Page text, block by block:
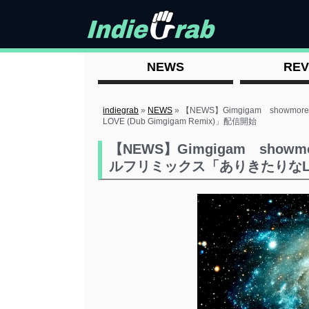
NEWS
indiegrab » NEWS »
【NEWS】Gimgigam
LOVE (Dub Gimgigam Remix)」配信開始
【NEWS】Gimgigam
ルフリミックス「ありきたり